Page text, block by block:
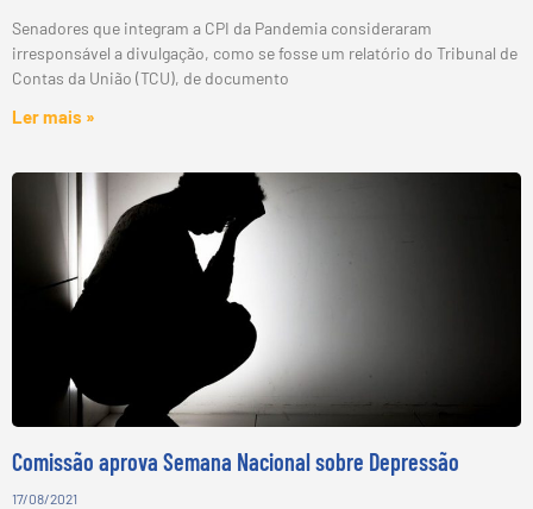
Senadores que integram a CPI da Pandemia consideraram
irresponsável a divulgação, como se fosse um relatório do Tribunal de
Contas da União (TCU), de documento
Ler mais »
Comissão aprova Semana Nacional sobre Depressão
17/08/2021